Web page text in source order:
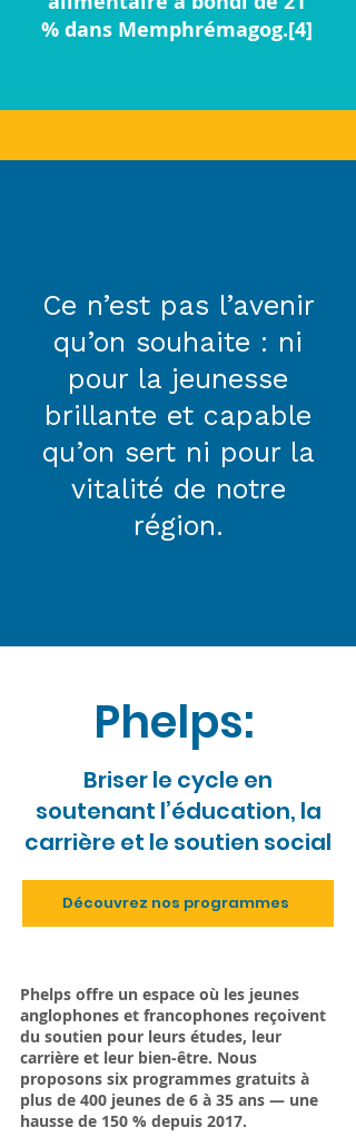
% dans Memphrémagog.[4]
Ce n’est pas l’avenir
qu’on souhaite : ni
pour la jeunesse
brillante et capable
qu’on sert ni pour la
vitalité de notre
région.
Phelps:
Briser le cycle en
soutenant l’éducation, la
carrière et le soutien social
Découvrez nos programmes
Phelps offre un espace où les jeunes
anglophones et francophones reçoivent
du soutien pour leurs études, leur
carrière et leur bien-être. Nous
proposons six programmes gratuits à
plus de 400 jeunes de 6 à 35 ans — une
hausse de 150 % depuis 2017.